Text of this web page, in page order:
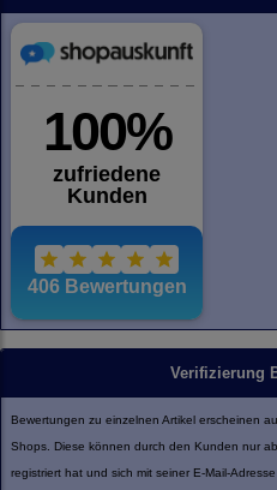
Verifizierung
Bewertungen zu einzelnen Artikel erscheinen
Shops. Diese können durch den Kunden nur
registriert hat und sich mit seiner E-Mail-